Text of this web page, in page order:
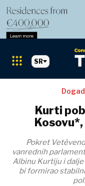
SR
Kurti
Pokret
vanrednih
Albinu Kurtiju i
bi formirao